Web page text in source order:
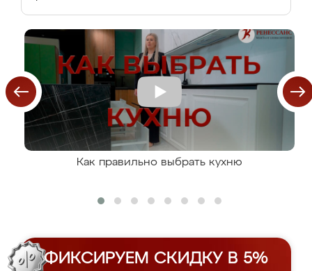
Как правильно выбрать кухню
ФИКСИРУЕМ СКИДКУ В 5%